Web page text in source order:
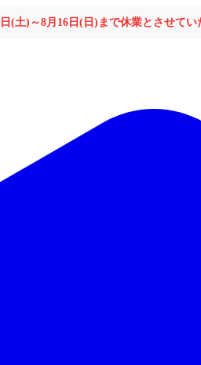
(土)～8月16日(日)まで休業とさせて